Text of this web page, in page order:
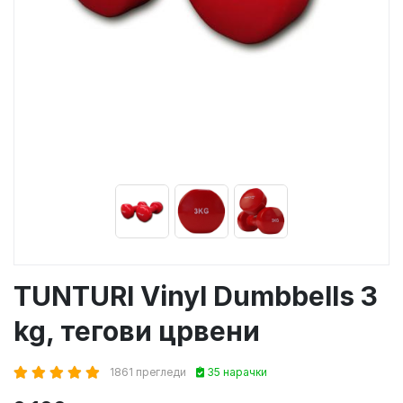
TUNTURI Vinyl Dumbbells 3
kg, тегови црвени
1861 прегледи 35 нарачки